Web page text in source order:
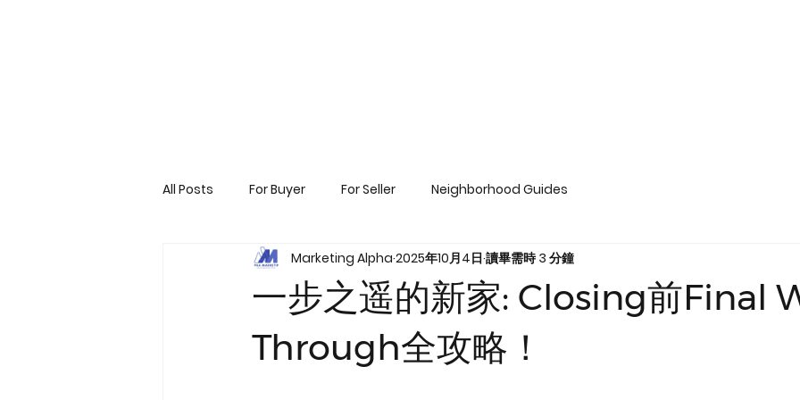
All Posts For Buyer For Seller Neighborhood Guides
一步之遥的新家: Closing前Final
Through全攻略！
Marketing Alpha 2025年10月4日 讀畢需時 3 分鐘